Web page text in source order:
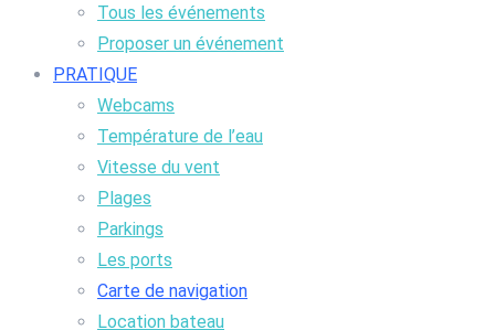
Tous les événements
Proposer un événement
PRATIQUE
Webcams
Température de l’eau
Vitesse du vent
Plages
Parkings
Les ports
Carte de navigation
Location bateau